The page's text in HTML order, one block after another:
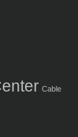
Cable